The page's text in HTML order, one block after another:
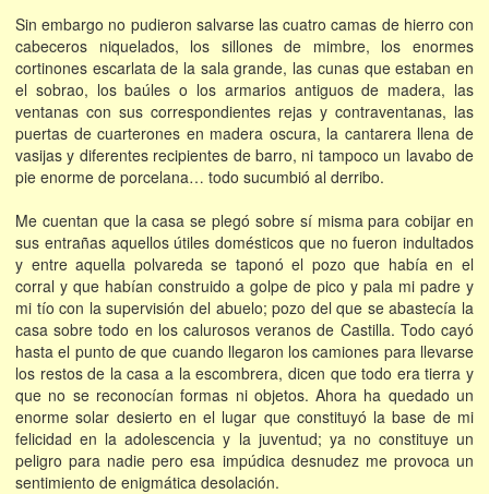
Sin embargo no pudieron salvarse las cuatro camas de hierro con
cabeceros niquelados, los sillones de mimbre, los enormes
cortinones escarlata de la sala grande, las cunas que estaban en
el sobrao, los baúles o los armarios antiguos de madera, las
ventanas con sus correspondientes rejas y contraventanas, las
puertas de cuarterones en madera oscura, la cantarera llena de
vasijas y diferentes recipientes de barro, ni tampoco un lavabo de
pie enorme de porcelana… todo sucumbió al derribo.
Me cuentan que la casa se plegó sobre sí misma para cobijar en
sus entrañas aquellos útiles domésticos que no fueron indultados
y entre aquella polvareda se taponó el pozo que había en el
corral y que habían construido a golpe de pico y pala mi padre y
mi tío con la supervisión del abuelo; pozo del que se abastecía la
casa sobre todo en los calurosos veranos de Castilla. Todo cayó
hasta el punto de que cuando llegaron los camiones para llevarse
los restos de la casa a la escombrera, dicen que todo era tierra y
que no se reconocían formas ni objetos. Ahora ha quedado un
enorme solar desierto en el lugar que constituyó la base de mi
felicidad en la adolescencia y la juventud; ya no constituye un
peligro para nadie pero esa impúdica desnudez me provoca un
sentimiento de enigmática desolación.